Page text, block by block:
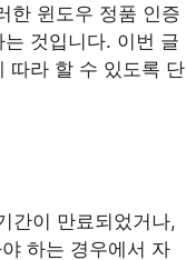
한 윈도우 정품 인증
것입니다. 이번 글
따라 할 수 있도록 단
간이 만료되었거나,
하는 경우에서 자